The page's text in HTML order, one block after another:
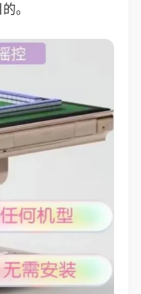
。